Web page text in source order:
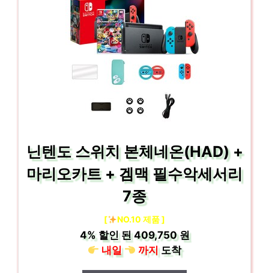
닌텐도 스위치 본체네온(HAD) +
마리오카트 + 겜맥 필수악세서리
7종
[ NO.10 제품 ]
4%할인 된409,750 원
내일
까지도착